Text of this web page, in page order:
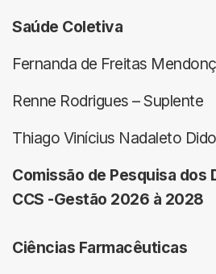
Saúde Coletiva
Fernanda de Freitas
Renne Rodrigues – Suplente
Thiago Vinícius Nadaleto
Comissão de Pesquisa dos
CCS -Gestão 2026 à 2028
Ciências Farmacêuticas